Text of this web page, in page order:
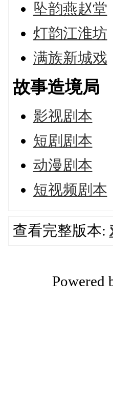
坠韵燕赵堂
灯韵江淮坊
满族新城戏
故事造境局
影视剧本
短剧剧本
动漫剧本
短视频剧本
查看完整版本:
Powered